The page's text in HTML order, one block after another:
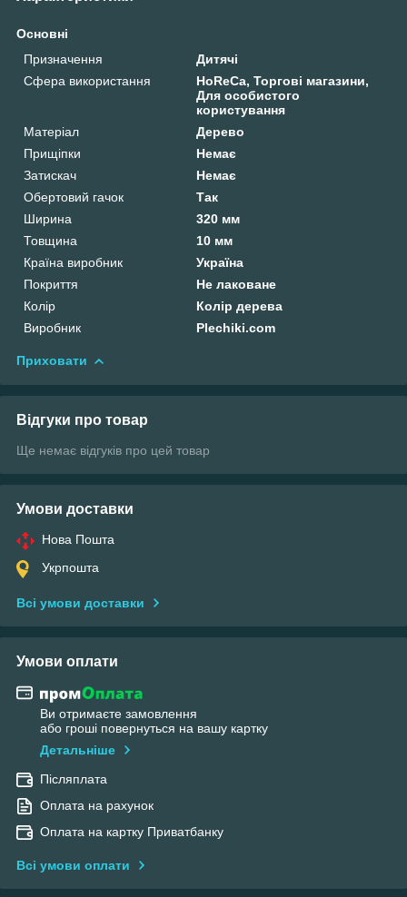
Основні
Призначення
Дитячі
Сфера використання
HoReCa, Торгові магазини,
Для особистого
користування
Матеріал
Дерево
Прищіпки
Немає
Затискач
Немає
Обертовий гачок
Так
Ширина
320 мм
Товщина
10 мм
Країна виробник
Україна
Покриття
Не лаковане
Колір
Колір дерева
Виробник
Plechiki.com
Приховати
Відгуки про товар
Ще немає відгуків про цей товар
Умови доставки
Нова Пошта
Укрпошта
Всі умови доставки
Умови оплати
Ви отримаєте замовлення
або гроші повернуться на вашу картку
Детальніше
Післяплата
Оплата на рахунок
Оплата на картку Приватбанку
Всі умови оплати